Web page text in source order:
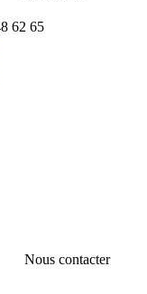
62 65
Nous contacter